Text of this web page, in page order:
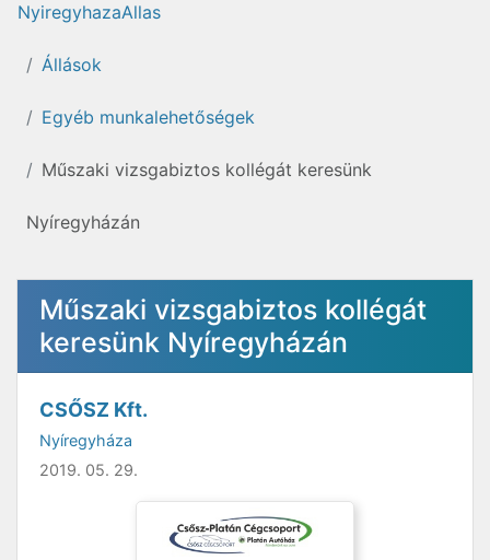
NyiregyhazaAllas
Állások
Egyéb munkalehetőségek
Műszaki vizsgabiztos kollégát keresünk
Nyíregyházán
Műszaki vizsgabiztos kollégát
keresünk Nyíregyházán
CSŐSZ Kft.
Nyíregyháza
2019. 05. 29.